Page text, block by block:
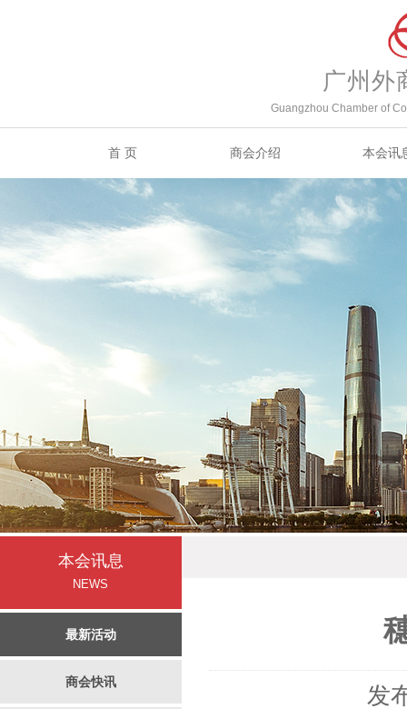
广州外
Guangzhou Chamber of
首 页 商会介绍 本会讯
本会讯息
NEWS
最新活动
商会快讯
发